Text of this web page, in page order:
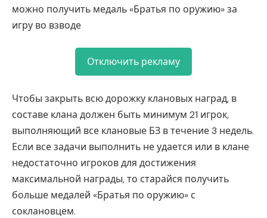
можно получить медаль «Братья по оружию» за
игру во взводе
Отключить рекламу
Чтобы закрыть всю дорожку клановых наград, в
составе клана должен быть минимум 21 игрок,
выполняющий все клановые БЗ в течение 3 недель.
Если все задачи выполнить не удается или в клане
недостаточно игроков для достижения
максимальной награды, то старайся получить
больше медалей «Братья по оружию» с
соклановцем.